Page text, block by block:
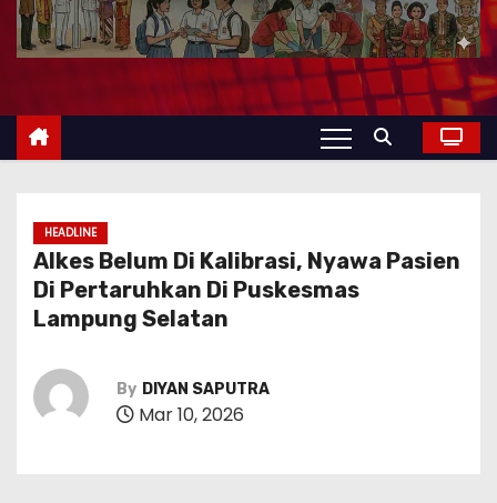
HEADLINE
Alkes Belum Di Kalibrasi, Nyawa Pasien
Di Pertaruhkan Di Puskesmas
Lampung Selatan
By DIYAN SAPUTRA
Mar 10, 2026